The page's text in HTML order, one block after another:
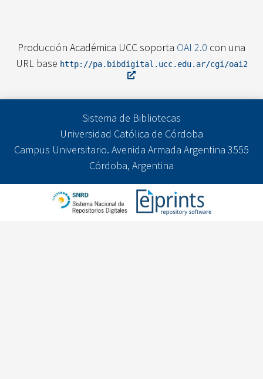
Producción Académica UCC soporta OAI 2.0 con una
URL base http://pa.bibdigital.ucc.edu.ar/cgi/oai2
Sistema de Bibliotecas
Universidad Católica de Córdoba
Campus Universitario. Avenida Armada Argentina 3555
Córdoba, Argentina